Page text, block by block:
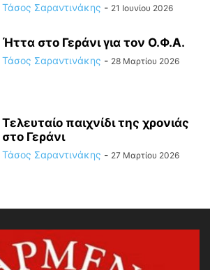
Τάσος Σαραντινάκης - 21 Ιουνίου 2026
Ήττα στο Γεράνι για τον Ο.Φ.Α.
Τάσος Σαραντινάκης - 28 Μαρτίου 2026
Τελευταίο παιχνίδι της χρονιάς
στο Γεράνι
Τάσος Σαραντινάκης - 27 Μαρτίου 2026